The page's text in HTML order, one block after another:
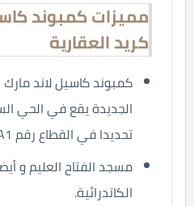
مميزات كمبوند
كريد العقارية
كمبوند كاسيل لاند مارك
تحديدا في القطاع رقم A1.
مسجد الفتاح العليم و
الكاتدرائية.